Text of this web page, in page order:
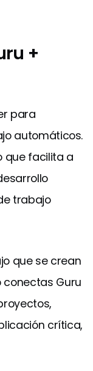
+
para
automáticos.
que facilita a
trabajo
que se crean
conectas Guru
crítica,